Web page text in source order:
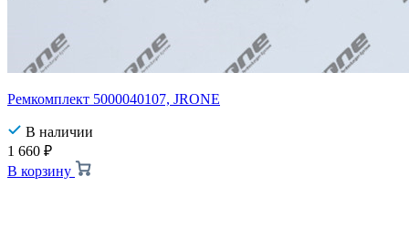
Ремкомплект 5000040107, JRONE
В наличии
1 660 ₽
В корзину